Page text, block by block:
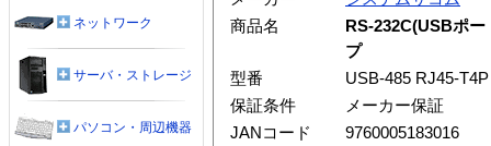
商品名
RS-232C(USBポ
プ
型番
USB-485 RJ45-T4P
保証条件
メーカー保証
JANコード
9760005183016
ネットワーク
サーバ・ストレージ
パソコン・周辺機器